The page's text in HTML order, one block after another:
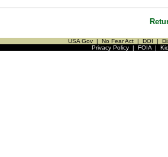
USA Gov | No Fear Act | DOI |
Privacy Policy| FOIA|